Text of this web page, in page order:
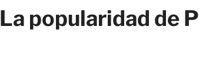
La popularidad de